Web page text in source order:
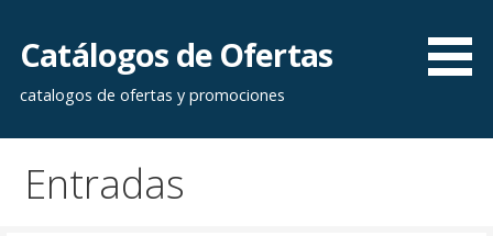
contenido
Catálogos de Ofertas
catalogos de ofertas y promociones
Entradas